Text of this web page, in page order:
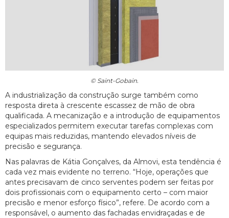
© Saint-Gobain.
A industrialização da construção surge também como
resposta direta à crescente escassez de mão de obra
qualificada. A mecanização e a introdução de equipamentos
especializados permitem executar tarefas complexas com
equipas mais reduzidas, mantendo elevados níveis de
precisão e segurança.
Nas palavras de Kátia Gonçalves, da Almovi, esta tendência é
cada vez mais evidente no terreno. “Hoje, operações que
antes precisavam de cinco serventes podem ser feitas por
dois profissionais com o equipamento certo – com maior
precisão e menor esforço físico”, refere. De acordo com a
responsável, o aumento das fachadas envidraçadas e de